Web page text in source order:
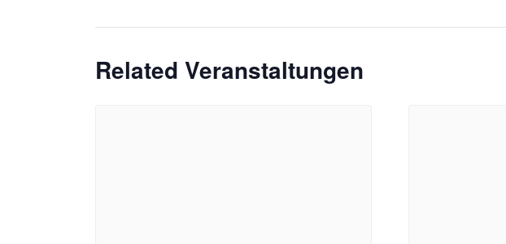
Related Veranstaltungen